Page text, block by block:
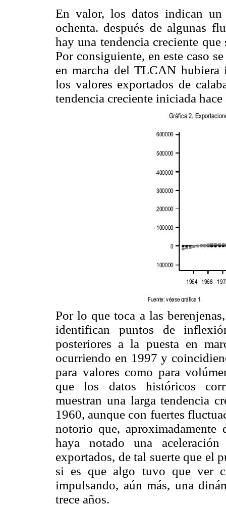
En valor, los datos indican un
ochenta. después de algunas
hay una tendencia creciente
Por consiguiente, en este caso
en marcha del TLCAN hubiera
los valores exportados de
tendencia creciente iniciada
Por lo que toca a las
identifican puntos de
posteriores a la puesta en
ocurriendo en 1997 y
para valores como para
que los datos históricos
muestran una larga tendencia
1960, aunque con fuertes
notorio que, aproximadamente
haya notado una
exportados, de tal suerte que el
si es que algo tuvo que ver
impulsando, aún más, una
trece años.